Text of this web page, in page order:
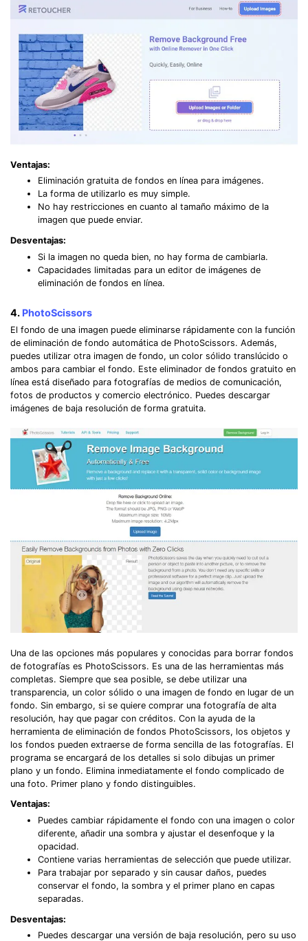
Ventajas:
Eliminación gratuita de fondos en línea para imágenes.
La forma de utilizarlo es muy simple.
No hay restricciones en cuanto al tamaño máximo de la
imagen que puede enviar.
Desventajas:
Si la imagen no queda bien, no hay forma de cambiarla.
Capacidades limitadas para un editor de imágenes de
eliminación de fondos en línea.
4. PhotoScissors
El fondo de una imagen puede eliminarse rápidamente con la función
de eliminación de fondo automática de PhotoScissors. Además,
puedes utilizar otra imagen de fondo, un color sólido translúcido o
ambos para cambiar el fondo. Este eliminador de fondos gratuito en
línea está diseñado para fotografías de medios de comunicación,
fotos de productos y comercio electrónico. Puedes descargar
imágenes de baja resolución de forma gratuita.
Una de las opciones más populares y conocidas para borrar fondos
de fotografías es PhotoScissors. Es una de las herramientas más
completas. Siempre que sea posible, se debe utilizar una
transparencia, un color sólido o una imagen de fondo en lugar de un
fondo. Sin embargo, si se quiere comprar una fotografía de alta
resolución, hay que pagar con créditos. Con la ayuda de la
herramienta de eliminación de fondos PhotoScissors, los objetos y
los fondos pueden extraerse de forma sencilla de las fotografías. El
programa se encargará de los detalles si solo dibujas un primer
plano y un fondo. Elimina inmediatamente el fondo complicado de
una foto. Primer plano y fondo distinguibles.
Ventajas:
Puedes cambiar rápidamente el fondo con una imagen o color
diferente, añadir una sombra y ajustar el desenfoque y la
opacidad.
Contiene varias herramientas de selección que puede utilizar.
Para trabajar por separado y sin causar daños, puedes
conservar el fondo, la sombra y el primer plano en capas
separadas.
Desventajas:
Puedes descargar una versión de baja resolución, pero su uso